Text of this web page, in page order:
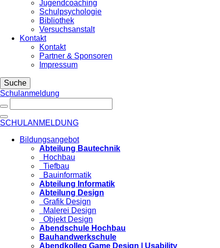
Jugendcoaching
Schulpsychologie
Bibliothek
Versuchsanstalt
Kontakt
Kontakt
Partner & Sponsoren
Impressum
Suche
Schulanmeldung
SCHULANMELDUNG
Bildungsangebot
Abteilung Bautechnik
Hochbau
Tiefbau
Bauinformatik
Abteilung Informatik
Abteilung Design
Grafik Design
Malerei Design
Objekt Design
Abendschule Hochbau
Bauhandwerkschule
Abendkolleg Game Design | Usability